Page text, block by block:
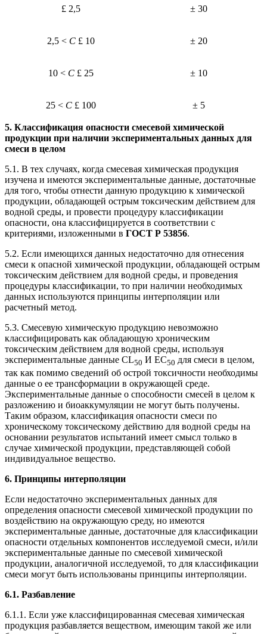
£ 2,5 ± 30
2,5 < С£ 10 ± 20
10 < С£ 25 ± 10
25 < С£ 100 ± 5
5. Классификация опасности смесевой химической
продукции при наличии экспериментальных данных для
смеси в целом
5.1. В тех случаях, когда смесевая химическая продукция
изучена и имеются экспериментальные данные, достаточные
для того, чтобы отнести данную продукцию к химической
продукции, обладающей острым токсическим действием для
водной среды, и провести процедуру классификации
опасности, она классифицируется в соответствии с
критериями, изложенными в ГОСТ Р 53856.
5.2. Если имеющихся данных недостаточно для отнесения
смеси к опасной химической продукции, обладающей острым
токсическим действием для водной среды, и проведения
процедуры классификации, то при наличии необходимых
данных используются принципы интерполяции или
расчетный метод.
5.3. Смесевую химическую продукцию невозможно
классифицировать как обладающую хроническим
токсическим действием для водной среды, используя
экспериментальные данные CL50 И ЕС50 для смеси в целом,
так как помимо сведений об острой токсичности необходимы
данные о ее трансформации в окружающей среде.
Экспериментальные данные о способности смесей в целом к
разложению и биоаккумуляции не могут быть получены.
Таким образом, классификация опасности смеси по
хроническому токсическому действию для водной среды на
основании результатов испытаний имеет смысл только в
случае химической продукции, представляющей собой
индивидуальное вещество.
6. Принципы интерполяции
Если недостаточно экспериментальных данных для
определения опасности смесевой химической продукции по
воздействию на окружающую среду, но имеются
экспериментальные данные, достаточные для классификации
опасности отдельных компонентов исследуемой смеси, и/или
экспериментальные данные по смесевой химической
продукции, аналогичной исследуемой, то для классификации
смеси могут быть использованы принципы интерполяции.
6.1. Разбавление
6.1.1. Если уже классифицированная смесевая химическая
продукция разбавляется веществом, имеющим такой же или